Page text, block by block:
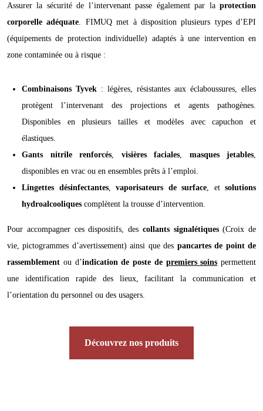
Assurer la sécurité de l’intervenant passe également par la protection
corporelle adéquate. FIMUQ met à disposition plusieurs types d’EPI
(équipements de protection individuelle) adaptés à une intervention en
zone contaminée ou à risque :
Combinaisons Tyvek : légères, résistantes aux éclaboussures, elles
protègent l’intervenant des projections et agents pathogènes.
Disponibles en plusieurs tailles et modèles avec capuchon et
élastiques.
Gants nitrile renforcés, visières faciales, masques jetables,
disponibles en vrac ou en ensembles prêts à l’emploi.
Lingettes désinfectantes, vaporisateurs de surface, et solutions
hydroalcooliques complètent la trousse d’intervention.
Pour accompagner ces dispositifs, des collants signalétiques(Croix de
vie, pictogrammes d’avertissement) ainsi que des pancartes de point de
rassemblement ou d’indication de poste de premiers soins permettent
une identification rapide des lieux, facilitant la communication et
l’orientation du personnel ou des usagers.
Découvrez nos produits